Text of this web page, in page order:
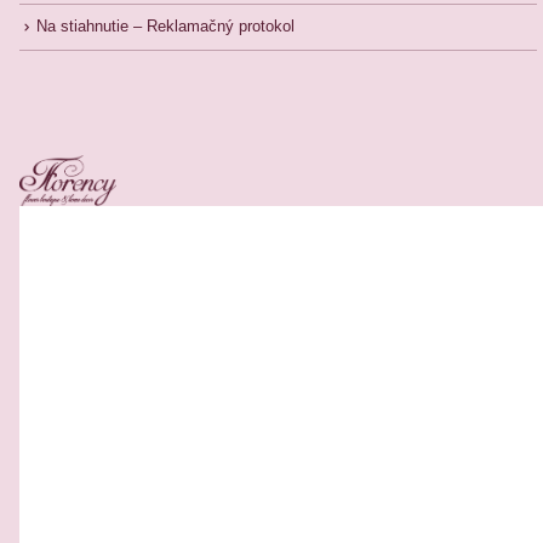
Na stiahnutie – Reklamačný protokol